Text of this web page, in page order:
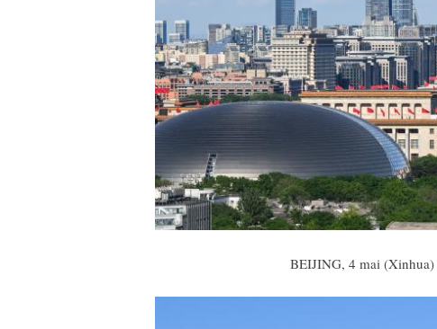
BEIJING, 4 mai (Xinhua)